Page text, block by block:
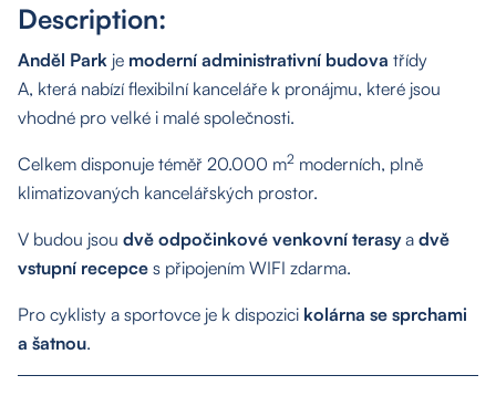
Description:
Anděl Park je moderní administrativní budova třídy
A, která nabízí flexibilní kanceláře k pronájmu, které jsou
vhodné pro velké i malé společnosti.
Celkem disponuje téměř 20.000 m2 moderních, plně
klimatizovaných kancelářských prostor.
V budou jsou dvě odpočinkové venkovní terasya dvě
vstupní recepce s připojením WIFI zdarma.
Pro cyklisty a sportovce je k dispozici kolárna se sprchami
a šatnou.